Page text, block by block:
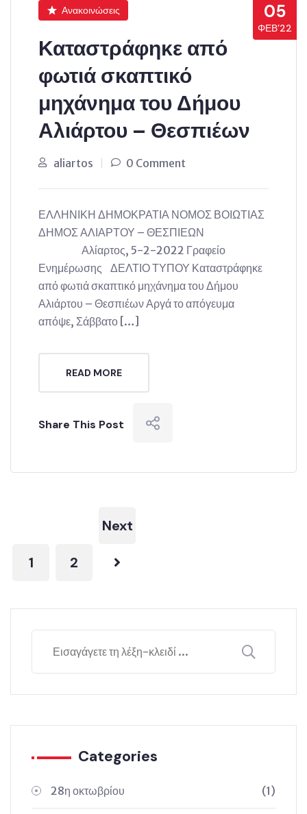
05
ΦΕΒ’22
Ανακοινώσεις
Καταστράφηκε από
φωτιά σκαπτικό
μηχάνημα του Δήμου
Αλιάρτου – Θεσπιέων
aliartos 0 Comment
ΕΛΛΗΝΙΚΗ ΔΗΜΟΚΡΑΤΙΑ ΝΟΜΟΣ ΒΟΙΩΤΙΑΣ
ΔΗΜΟΣ ΑΛΙΑΡΤΟΥ – ΘΕΣΠΙΕΩΝ
Αλίαρτος, 5-2-2022 Γραφείο
Ενημέρωσης ΔΕΛΤΙΟ ΤΥΠΟΥ Καταστράφηκε
από φωτιά σκαπτικό μηχάνημα του Δήμου
Αλιάρτου – Θεσπιέων Αργά το απόγευμα
απόψε, Σάββατο […]
READ MORE
Share This Post
1 2
Next
Categories
28η οκτωβρίου (1)